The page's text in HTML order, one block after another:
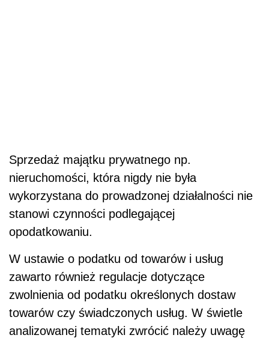
Sprzedaż majątku prywatnego np.
nieruchomości, która nigdy nie była
wykorzystana do prowadzonej działalności nie
stanowi czynności podlegającej
opodatkowaniu.
W ustawie o podatku od towarów i usług
zawarto również regulacje dotyczące
zwolnienia od podatku określonych dostaw
towarów czy świadczonych usług. W świetle
analizowanej tematyki zwrócić należy uwagę